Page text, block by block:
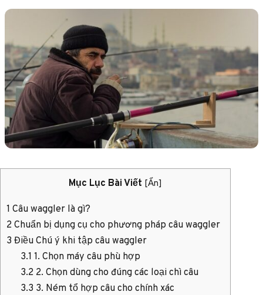
Mục Lục Bài Viết [Ẩn]
1 Câu waggler là gì?
2Chuẩn bị dụng cụ cho phương pháp câu waggler
3 Điều Chú ý khi tập câu waggler
3.1 1. Chọn máy câu phù hợp
3.2 2. Chọn dùng cho đúng các loại chì câu
3.3 3. Ném tổ hợp câu cho chính xác